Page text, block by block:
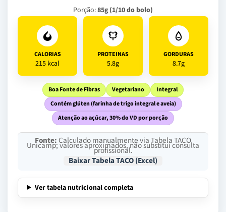
Porção:85g (1/10 do bolo)
CALORIAS
215 kcal
PROTEINAS
5.8g
GORDURAS
8.7g
Boa Fonte de Fibras Vegetariano
Integral
Contém glúten (farinha de trigo integral e aveia)
Atenção ao açúcar, 30% do VD por porção
Fonte:Calculado manualmente via Tabela TACO
Unicamp; valores aproximados, não substitui consulta
profissional.
Baixar Tabela TACO (Excel)
Ver tabela nutricional completa